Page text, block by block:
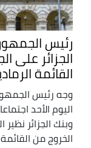
رئيس
الجزائر على
القائمة
وجه رئيس
اليوم الأحد
وبنك الجزائر
الخروج من القائمة